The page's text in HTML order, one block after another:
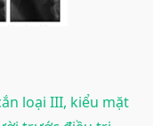
loại III, kiểu mặt